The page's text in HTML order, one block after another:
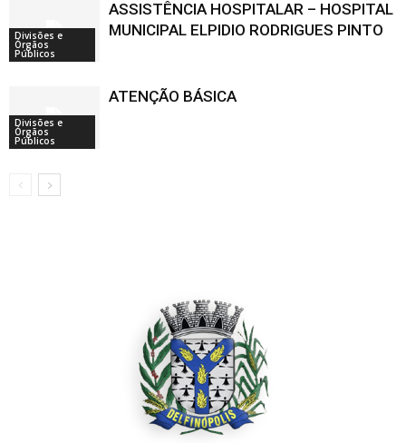
Divisões e
Órgãos
Públicos
ASSISTÊNCIA HOSPITALAR – HOSPITAL
MUNICIPAL ELPIDIO RODRIGUES PINTO
Divisões e
Órgãos
Públicos
ATENÇÃO BÁSICA